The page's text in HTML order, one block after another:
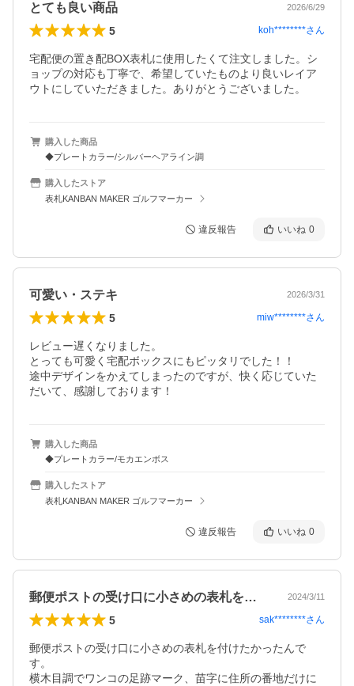
とても良い商品 2026/6/29
5 koh********さん
宅配便の置き配BOX表札に使用したくて注文しました。シ
ョップの対応も丁寧で、希望していたものより良いレイア
ウトにしていただきました。ありがとうございました。
購入した商品
◆プレートカラー/シルバーヘアライン調
購入したストア
表札KANBAN MAKER ゴルフマーカー
違反報告 いいね 0
可愛い・ステキ 2026/3/31
5 miw********さん
レビュー遅くなりました。
とっても可愛く宅配ボックスにもピッタリでした！！
途中デザインをかえてしまったのですが、快く応じていた
だいて、感謝しております！
購入した商品
◆プレートカラー/モカエンボス
購入したストア
表札KANBAN MAKER ゴルフマーカー
違反報告 いいね 0
郵便ポストの受け口に小さめの表札を付け… 2024/3/11
5 sak********さん
郵便ポストの受け口に小さめの表札を付けたかったんで
す。
横木目調でワンコの足跡マーク、苗字に住所の番地だけに